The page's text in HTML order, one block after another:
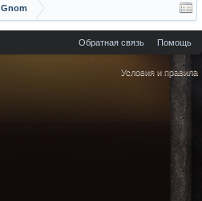
Gnom
Обратная связь Помощь
Условия и правила